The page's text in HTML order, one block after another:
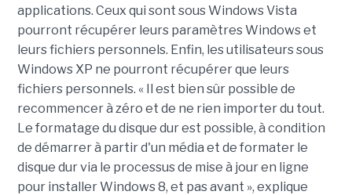
applications. Ceux qui sont sous Windows Vista
pourront récupérer leurs paramètres Windows et
leurs fichiers personnels. Enfin, les utilisateurs sous
Windows XP ne pourront récupérer que leurs
fichiers personnels. « Il est bien sûr possible de
recommencer à zéro et de ne rien importer du tout.
Le formatage du disque dur est possible, à condition
de démarrer à partir d'un média et de formater le
disque dur via le processus de mise à jour en ligne
pour installer Windows 8, et pas avant », explique